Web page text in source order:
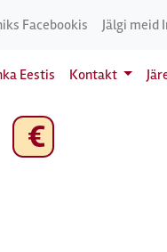
Facebookis Jälgi meid
Eestis Kontakt
€